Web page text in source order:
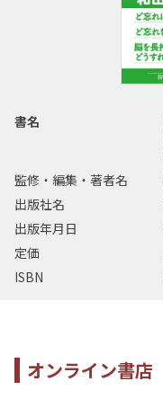
書名
監修・編集・著者名
出版社名
出版年月日
定価
ISBN
オンライン書店